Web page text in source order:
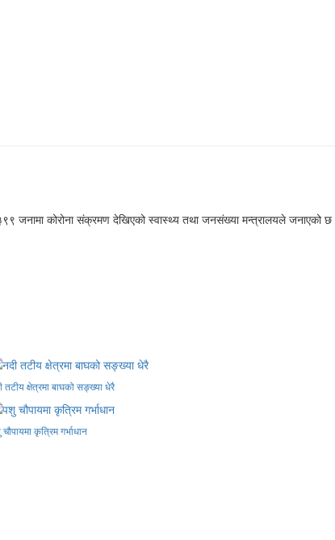
जनामा कोरोना संक्रमण देखिएको स्वास्थ्य तथा जनसंख्या मन्त्रालयले जनाएको छ
तटीय क्षेत्रमा बाघको सङ्ख्या धेरै
कृत्रिम गर्भाधान